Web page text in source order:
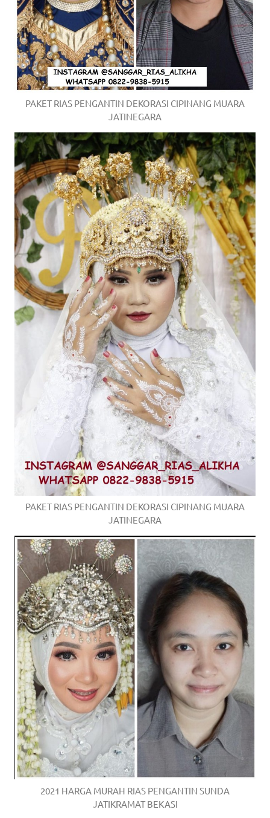
PAKET RIAS PENGANTIN DEKORASI CIPINANG MUARA
JATINEGARA
PAKET RIAS PENGANTIN DEKORASI CIPINANG MUARA
JATINEGARA
2021 HARGA MURAH RIAS PENGANTIN SUNDA
JATIKRAMAT BEKASI